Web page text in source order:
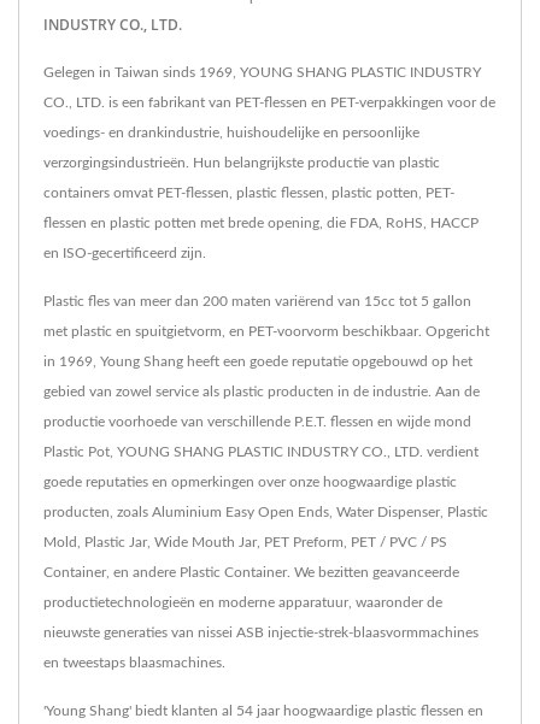
INDUSTRY CO., LTD.
Gelegen in Taiwan sinds 1969, YOUNG SHANG PLASTIC INDUSTRY
CO., LTD. is een fabrikant van PET-flessen en PET-verpakkingen voor de
voedings- en drankindustrie, huishoudelijke en persoonlijke
verzorgingsindustrieën. Hun belangrijkste productie van plastic
containers omvat PET-flessen, plastic flessen, plastic potten, PET-
flessen en plastic potten met brede opening, die FDA, RoHS, HACCP
en ISO-gecertificeerd zijn.
Plastic fles van meer dan 200 maten variërend van 15cc tot 5 gallon
met plastic en spuitgietvorm, en PET-voorvorm beschikbaar. Opgericht
in 1969, Young Shang heeft een goede reputatie opgebouwd op het
gebied van zowel service als plastic producten in de industrie. Aan de
productie voorhoede van verschillende P.E.T. flessen en wijde mond
Plastic Pot, YOUNG SHANG PLASTIC INDUSTRY CO., LTD. verdient
goede reputaties en opmerkingen over onze hoogwaardige plastic
producten, zoals Aluminium Easy Open Ends, Water Dispenser, Plastic
Mold, Plastic Jar, Wide Mouth Jar, PET Preform, PET / PVC / PS
Container, en andere Plastic Container. We bezitten geavanceerde
productietechnologieën en moderne apparatuur, waaronder de
nieuwste generaties van nissei ASB injectie-strek-blaasvormmachines
en tweestaps blaasmachines.
'Young Shang' biedt klanten al 54 jaar hoogwaardige plastic flessen en